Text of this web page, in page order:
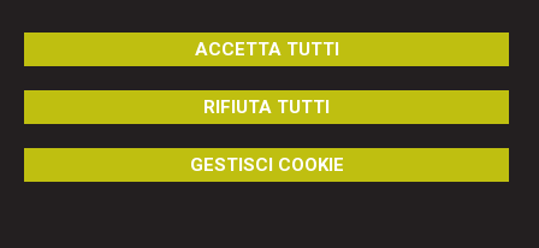
ACCETTA TUTTI
RIFIUTA TUTTI
GESTISCI COOKIE